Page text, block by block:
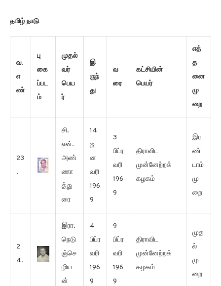
தமிழ் நாடு
வ.
எ
ண்
பு
கை
ப்பட
ம்
முதல்
வர்
பெய
ர்
இ
ருந்
து
வ
ரை
கட்சியின்
பெயர்
எத்
த
னை
மு
றை
23
.
சி.
என்.
அண்
ணா
த்து
ரை
14
ஜ
ன
வரி
196
9
3
பிப்ர
வரி
196
9
திராவிட
முன்னேற்றக்
கழகம்
இர
ண்
டாம்
மு
றை
2
4.
இரா.
நெடு
ஞ்செ
ழிய
ன்
4
பிப்ர
வரி
196
9
9
பிப்ர
வரி
196
9
திராவிட
முன்னேற்றக்
கழகம்
முத
ல்
மு
றை